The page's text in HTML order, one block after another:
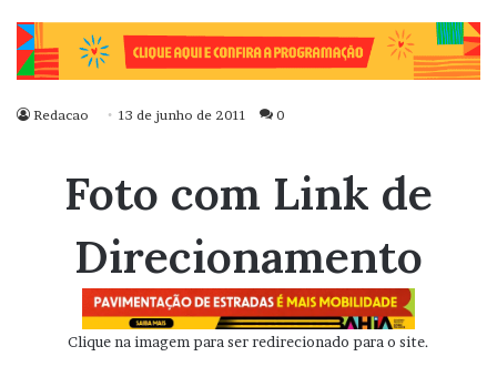
Redacao 13 de junho de 2011 0
Foto com Link de
Direcionamento
Clique na imagem para ser redirecionado para o site.